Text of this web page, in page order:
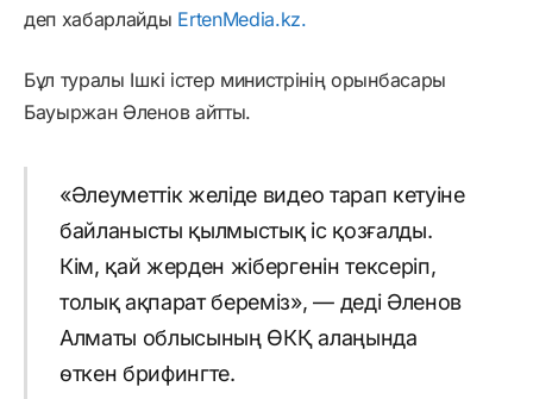
деп хабарлайды ErtenMedia.kz.
Бұл туралы Ішкі істер министрінің орынбасары
Бауыржан Әленов айтты.
«Әлеуметтік желіде видео тарап кетуіне
байланысты қылмыстық іс қозғалды.
Кім, қай жерден жібергенін тексеріп,
толық ақпарат береміз», — деді Әленов
Алматы облысының ӨКҚ алаңында
өткен брифингте.